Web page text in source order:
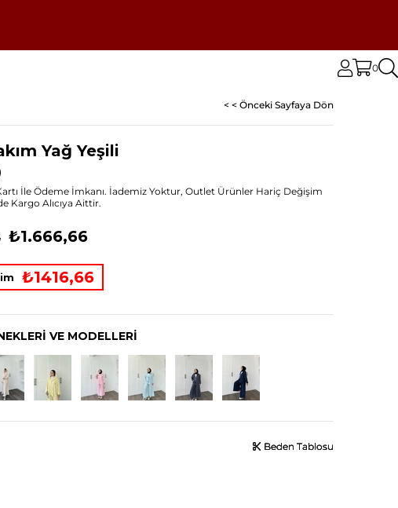
0
< < Önceki Sayfaya Dön
Yağ Yeşili
İle Ödeme İmkanı. İademiz Yoktur, Outlet Ürünler Hariç Değişim
Kargo Alıcıya Aittir.
₺1.666,66
₺1416,66
VE MODELLERI
Beden Tablosu
Beden Tablosu
Beden Tablosu